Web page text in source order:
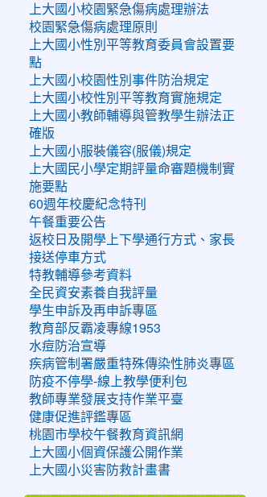
上大國小校園緊急傷病處理辦法
校園緊急傷病處理原則
上大國小性別平等教育委員會設置要
點
上大國小校園性別事件防治規定
上大國小校性別平等教育實施規定
上大國小教師輔導與管教學生辦法正
確版
上大國小服裝儀容(服儀)規定
上大國民小學定期評量命審題機制實
施要點
60週年校慶紀念特刊
午餐重要公告
返校日及開學上下學通行方式、家長
接送停車方式
特教輔導參考資料
全民資安素養自我評量
學生申訴及再申訴專區
教育部反霸凌專線1953
水痘防治宣導
疾病管制署嚴重特殊傳染性肺炎專區
防疫不停學-線上教學便利包
教師專業發展支持作業平臺
健康促進評鑑專區
桃園市學校午餐教育資訊網
上大國小個資保護公開作業
上大國小災害防救計畫書